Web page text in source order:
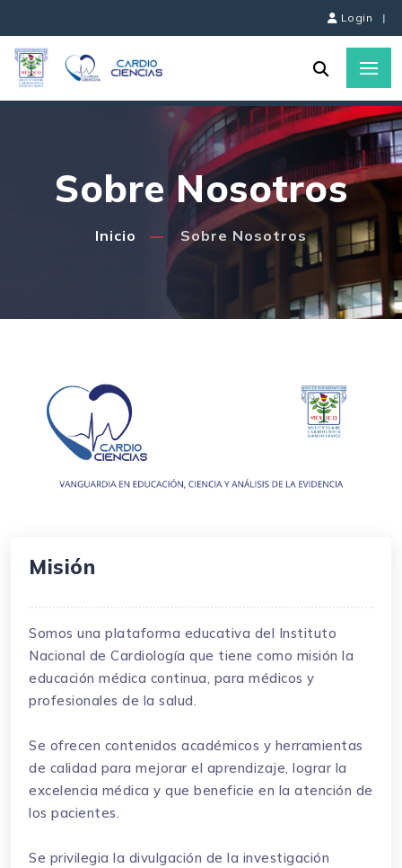
Login |
Sobre Nosotros
Inicio Sobre Nosotros
Misión
Somos una plataforma educativa del Instituto
Nacional de Cardiología que tiene como misión la
educación médica continua, para médicos y
profesionales de la salud.
Se ofrecen contenidos académicos y herramientas
de calidad para mejorar el aprendizaje, lograr la
excelencia médica y que beneficie en la atención de
los pacientes.
Se privilegia la divulgación de la investigación